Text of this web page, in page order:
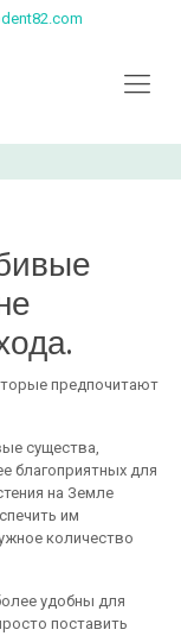
предпочитают
существа,
благоприятных для
на Земле
им
количество
удобны для
поставить